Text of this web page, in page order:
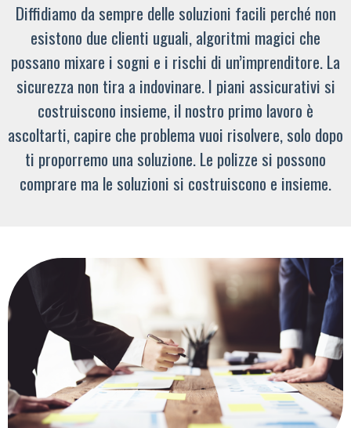
Diffidiamo da sempre delle soluzioni facili perché non
esistono due clienti uguali, algoritmi magici che
possano mixare i sogni e i rischi di un’imprenditore. La
sicurezza non tira a indovinare. I piani assicurativi si
costruiscono insieme, il nostro primo lavoro è
ascoltarti, capire che problema vuoi risolvere, solo dopo
ti proporremo una soluzione. Le polizze si possono
comprare ma le soluzioni si costruiscono e insieme.